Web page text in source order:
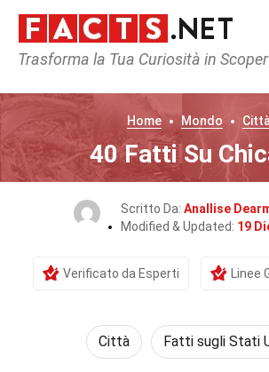
Trasforma la Tua Curiosità in
Home Mondo Città
40 Fatti Su
Scritto Da: Anallise
Modified & Updated: 19
Verificato da Esperti Linee
Città Fatti sugli Stati